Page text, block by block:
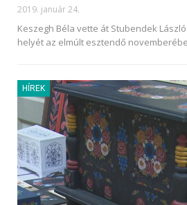
2019. január 24.
Keszegh Béla vette át Stubendek
helyét az elmúlt esztendő
HÍREK